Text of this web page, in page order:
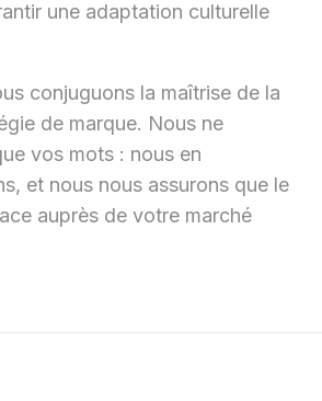
une adaptation culturelle
conjuguons la maîtrise de la
de marque. Nous ne
vos mots : nous en
et nous nous assurons que le
auprès de votre marché